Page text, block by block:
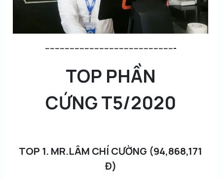
-----------------------------------------------------
TOP PHẦN
CỨNG T5/2020
TOP 1. MR.LÂM CHÍ CƯỜNG (94,868,171
Đ)